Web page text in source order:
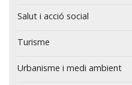
Salut i acció social
Turisme
Urbanisme i medi ambient